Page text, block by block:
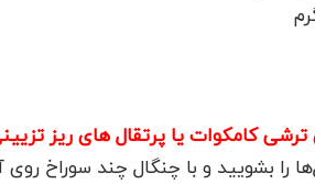
کامکوات یا پرتقال های ریز
را بشویید و با چنگال چند سوراخ روی